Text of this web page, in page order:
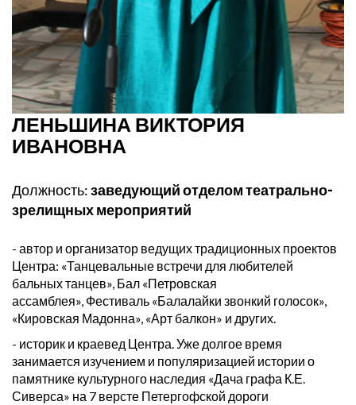
ЛЕНЬШИНА ВИКТОРИЯ
ИВАНОВНА
Должность:заведующий отделом театрально-
зрелищных мероприятий
- автор и организатор ведущих традиционных проектов
Центра: «Танцевальные встречи для любителей
бальных танцев», Бал «Петровская
ассамблея», Фестиваль «Балалайки звонкий голосок»,
«Кировская Мадонна», «Арт балкон» и других.
- историк и краевед Центра. Уже долгое время
занимается изучением и популяризацией истории о
памятнике культурного наследия «Дача графа К.Е.
Сиверса» на 7 версте Петергофской дороги